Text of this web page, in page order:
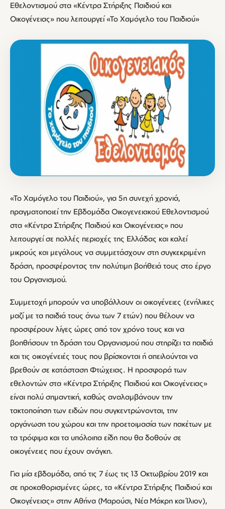
07
14:00 14:00 14:00
10
14:00
11
14:00 10:00
13
10:00
Εθελοντισμού στα «Κέντρα Στήριξης Παιδιού και
Οικογένειας» που λειτουργεί «Το Χαμόγελο του Παιδιού»
«Το Χαμόγελο του Παιδιού», για 5η συνεχή χρονιά,
πραγματοποιεί την Εβδομάδα Οικογενειακού Εθελοντισμού
στα «Κέντρα Στήριξης Παιδιού και Οικογένειας» που
λειτουργεί σε πολλές περιοχές της Ελλάδας και καλεί
μικρούς και μεγάλους να συμμετάσχουν στη συγκεκριμένη
δράση, προσφέροντας την πολύτιμη βοήθειά τους στο έργο
του Οργανισμού.
Συμμετοχή μπορούν να υποβάλλουν οι οικογένειες (ενήλικες
μαζί με τα παιδιά τους άνω των 7 ετών) που θέλουν να
προσφέρουν λίγες ώρες από τον χρόνο τους και να
βοηθήσουν τη δράση του Οργανισμού που στηρίζει τα παιδιά
και τις οικογένειές τους που βρίσκονται ή απειλούνται να
βρεθούν σε κατάσταση Φτώχειας. Η προσφορά των
εθελοντών στα «Κέντρα Στήριξης Παιδιού και Οικογένειας»
είναι πολύ σημαντική, καθώς αναλαμβάνουν την
τακτοποίηση των ειδών που συγκεντρώνονται, την
οργάνωση του χώρου και την προετοιμασία των πακέτων με
τα τρόφιμα και τα υπόλοιπα είδη που θα δοθούν σε
οικογένειες που έχουν ανάγκη.
Για μία εβδομάδα, από τις 7 έως τις 13 Οκτωβρίου 2019 και
σε προκαθορισμένες ώρες, τα «Κέντρα Στήριξης Παιδιού και
Οικογένειας» στην Αθήνα (Μαρούσι, Νέα Μάκρη και Ίλιον),